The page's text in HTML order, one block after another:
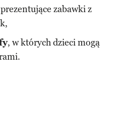
prezentujące zabawki z
, w których dzieci mogą